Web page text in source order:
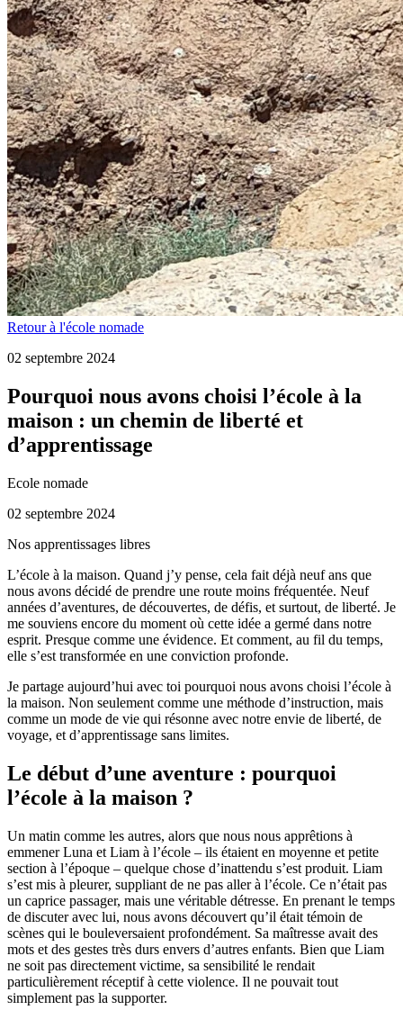
Retour à l'école nomade
02 septembre 2024
Pourquoi nous avons choisi l’école à la
maison : un chemin de liberté et
d’apprentissage
Ecole nomade
02 septembre 2024
Nos apprentissages libres
L’école à la maison. Quand j’y pense, cela fait déjà neuf ans que
nous avons décidé de prendre une route moins fréquentée. Neuf
années d’aventures, de découvertes, de défis, et surtout, de liberté. Je
me souviens encore du moment où cette idée a germé dans notre
esprit. Presque comme une évidence. Et comment, au fil du temps,
elle s’est transformée en une conviction profonde.
Je partage aujourd’hui avec toi pourquoi nous avons choisi l’école à
la maison. Non seulement comme une méthode d’instruction, mais
comme un mode de vie qui résonne avec notre envie de liberté, de
voyage, et d’apprentissage sans limites.
Le début d’une aventure : pourquoi
l’école à la maison ?
Un matin comme les autres, alors que nous nous apprêtions à
emmener Luna et Liam à l’école – ils étaient en moyenne et petite
section à l’époque – quelque chose d’inattendu s’est produit. Liam
s’est mis à pleurer, suppliant de ne pas aller à l’école. Ce n’était pas
un caprice passager, mais une véritable détresse. En prenant le temps
de discuter avec lui, nous avons découvert qu’il était témoin de
scènes qui le bouleversaient profondément. Sa maîtresse avait des
mots et des gestes très durs envers d’autres enfants. Bien que Liam
ne soit pas directement victime, sa sensibilité le rendait
particulièrement réceptif à cette violence. Il ne pouvait tout
simplement pas la supporter.